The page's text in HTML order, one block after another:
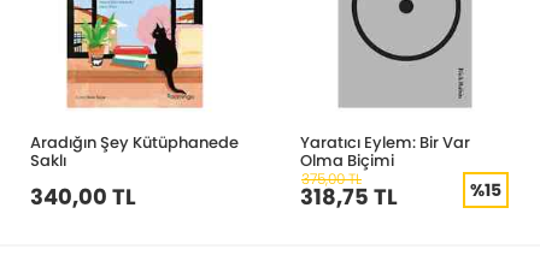
Aradığın Şey Kütüphanede
Saklı
340,00 TL
Yaratıcı Eylem: Bir Var
Olma Biçimi
375,00 TL
318,75 TL %15